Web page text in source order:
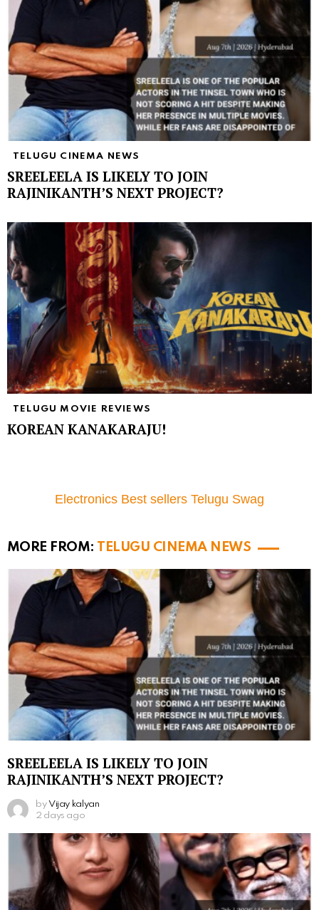
TELUGU CINEMA NEWS
SREELEELA IS LIKELY TO JOIN
RAJINIKANTH’S NEXT PROJECT?
TELUGU MOVIE REVIEWS
KOREAN KANAKARAJU!
Electronics Best sellers Telugu Swag
MORE FROM: TELUGU CINEMA NEWS
SREELEELA IS LIKELY TO JOIN
RAJINIKANTH’S NEXT PROJECT?
by Vijay kalyan
2 days ago